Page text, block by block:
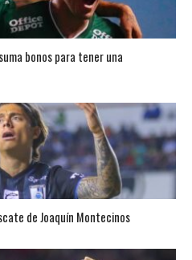
bonos para tener una
de Joaquín Montecinos